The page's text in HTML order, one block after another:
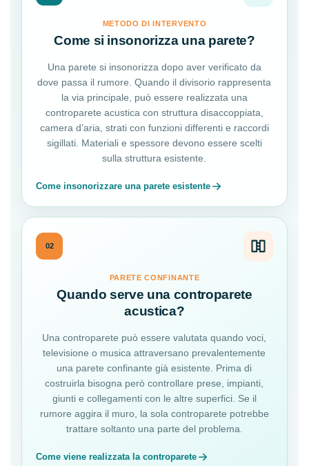
METODO DI INTERVENTO
Come si insonorizza una parete?
Una parete si insonorizza dopo aver verificato da
dove passa il rumore. Quando il divisorio rappresenta
la via principale, può essere realizzata una
controparete acustica con struttura disaccoppiata,
camera d’aria, strati con funzioni differenti e raccordi
sigillati. Materiali e spessore devono essere scelti
sulla struttura esistente.
Come insonorizzare una parete esistente
02
PARETE CONFINANTE
Quando serve una controparete
acustica?
Una controparete può essere valutata quando voci,
televisione o musica attraversano prevalentemente
una parete confinante già esistente. Prima di
costruirla bisogna però controllare prese, impianti,
giunti e collegamenti con le altre superfici. Se il
rumore aggira il muro, la sola controparete potrebbe
trattare soltanto una parte del problema.
Come viene realizzata la controparete